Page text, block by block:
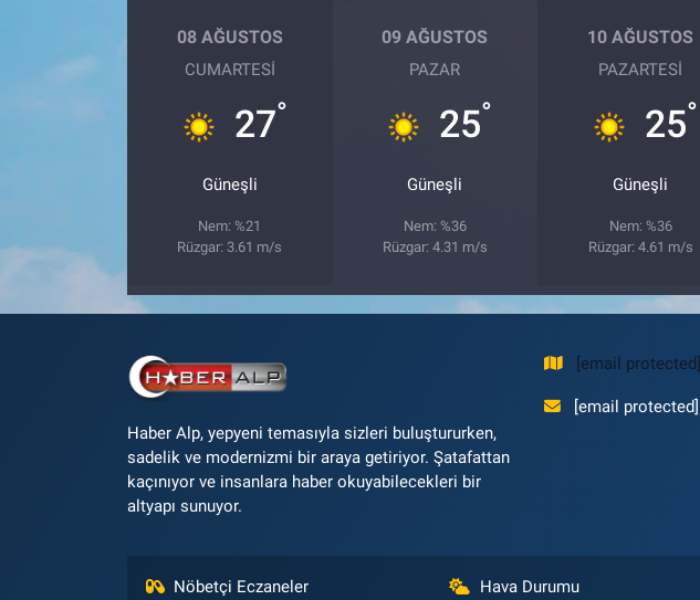
08 AĞUSTOS
CUMARTESI
27°
Güneşli
Nem: %21
Rüzgar: 3.61 m/s
09 AĞUSTOS
PAZAR
25°
Güneşli
Nem: %36
Rüzgar: 4.31 m/s
10 AĞUSTOS
PAZARTESI
25°
Güneşli
Nem: %36
Rüzgar: 4.61 m/s
Haber Alp, yepyeni temasıyla sizleri buluştururken,
sadelik ve modernizmi bir araya getiriyor. Şatafattan
kaçınıyor ve insanlara haber okuyabilecekleri bir
altyapı sunuyor.
[email protected]
[email protected]
Nöbetçi Eczaneler Hava Durumu